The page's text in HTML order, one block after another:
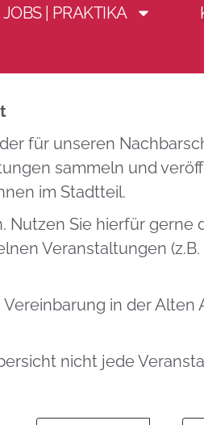
JOBS | PRAKTIKA
für unseren
sammeln und
im Stadtteil.
Nutzen Sie hierfür gerne
Veranstaltungen
in der Alten
nicht jede